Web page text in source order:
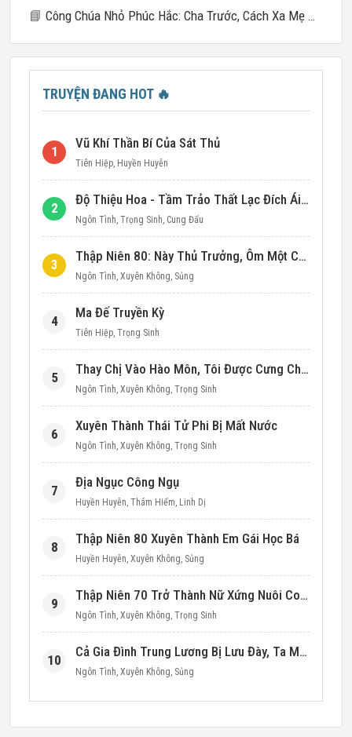
📘 Công Chúa Nhỏ Phúc Hắc: Cha Trước, Cách Xa Mẹ Một Chút!
TRUYỆN ĐANG HOT 🔥
1
Vũ Khí Thần Bí Của Sát Thủ
Tiên Hiệp, Huyền Huyễn
2
Độ Thiệu Hoa - Tầm Trảo Thất Lạc Đích Ái Tình
Ngôn Tình, Trọng Sinh, Cung Đấu
3
Thập Niên 80: Này Thủ Trưởng, Ôm Một Cái Đi!
Ngôn Tình, Xuyên Không, Sủng
4
Ma Đế Truyền Kỳ
Tiên Hiệp, Trọng Sinh
5
Thay Chị Vào Hào Môn, Tôi Được Cưng Chiều Hết Mực (Thập Niên 90)
Ngôn Tình, Xuyên Không, Trọng Sinh
6
Xuyên Thành Thái Tử Phi Bị Mất Nước
Ngôn Tình, Xuyên Không, Trọng Sinh
7
Địa Ngục Công Ngụ
Huyền Huyễn, Thám Hiểm, Linh Dị
8
Thập Niên 80 Xuyên Thành Em Gái Học Bá
Huyền Huyễn, Xuyên Không, Sủng
9
Thập Niên 70 Trở Thành Nữ Xứng Nuôi Con Làm Giàu
Ngôn Tình, Xuyên Không, Trọng Sinh
10
Cả Gia Đình Trung Lương Bị Lưu Đày, Ta Mang Không Gian Cứu Cả Nhà
Ngôn Tình, Xuyên Không, Sủng